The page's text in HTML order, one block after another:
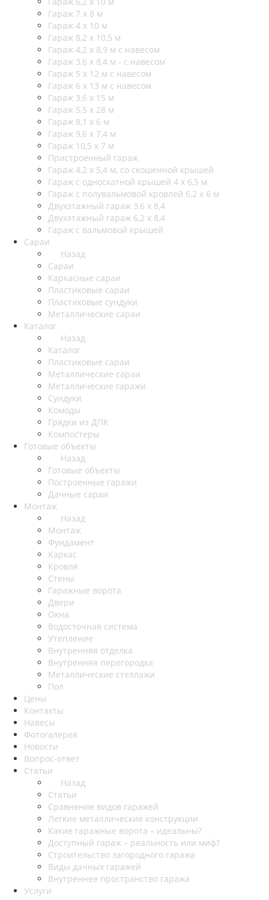
Гараж 7 х 8 м
Гараж 4 х 10 м
Гараж 8,2 х 10,5 м
Гараж 4,2 х 8,9 м с навесом
Гараж 3,6 х 8,4 м - с навесом
Гараж 5 х 12 м с навесом
Гараж 6 х 13 м с навесом
Гараж 3,6 х 15 м
Гараж 5,5 х 28 м
Гараж 8,1 х 6 м
Гараж 9,6 х 7,4 м
Гараж 10,5 х 7 м
Пристроенный гараж
Гараж 4,2 х 5,4 м, со скошенной крышей
Гараж с односкатной крышей 4 х 6,5 м
Гараж с полувальмовой кровлей 6,2 х 6 м
Двухэтажный гараж 3,6 х 8,4
Двухэтажный гараж 6,2 х 8,4
Гараж с вальмовой крышей
Сараи
Назад
Сараи
Каркасные сараи
Пластиковые сараи
Пластиковые сундуки
Металлические сараи
Каталог
Назад
Каталог
Пластиковые сараи
Металлические сараи
Металлические гаражи
Сундуки
Комоды
Грядки из ДПК
Компостеры
Готовые объекты
Назад
Готовые объекты
Построенные гаражи
Дачные сараи
Монтаж
Назад
Монтаж
Фундамент
Каркас
Кровля
Стены
Гаражные ворота
Двери
Окна
Водосточная система
Утепление
Внутренняя отделка
Внутренняя перегородка
Металлические стеллажи
Пол
Цены
Контакты
Навесы
Фотогалерея
Новости
Вопрос-ответ
Статьи
Назад
Статьи
Сравнение видов гаражей
Легкие металлические конструкции
Какие гаражные ворота – идеальны?
Доступный гараж – реальность или миф?
Строительство загородного гаража
Виды дачных гаражей
Внутреннее пространство гаража
Услуги